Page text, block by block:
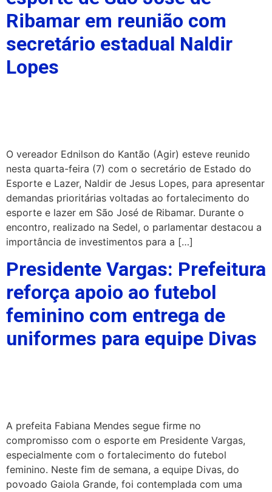
Ribamar em reunião com
secretário estadual Naldir
Lopes
O vereador Ednilson do Kantão (Agir) esteve reunido
nesta quarta-feira (7) com o secretário de Estado do
Esporte e Lazer, Naldir de Jesus Lopes, para apresentar
demandas prioritárias voltadas ao fortalecimento do
esporte e lazer em São José de Ribamar. Durante o
encontro, realizado na Sedel, o parlamentar destacou a
importância de investimentos para a […]
Presidente Vargas: Prefeitura
reforça apoio ao futebol
feminino com entrega de
uniformes para equipe Divas
A prefeita Fabiana Mendes segue firme no
compromisso com o esporte em Presidente Vargas,
especialmente com o fortalecimento do futebol
feminino. Neste fim de semana, a equipe Divas, do
povoado Gaiola Grande, foi contemplada com uma